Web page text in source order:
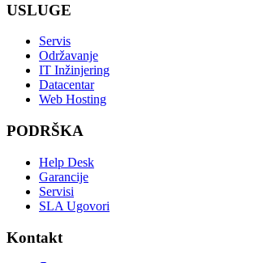
USLUGE
Servis
Održavanje
IT Inžinjering
Datacentar
Web Hosting
PODRŠKA
Help Desk
Garancije
Servisi
SLA Ugovori
Kontakt